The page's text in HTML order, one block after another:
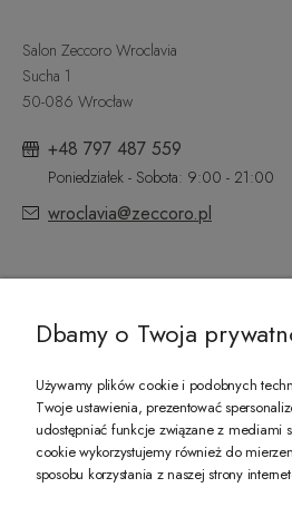
Salon Zeccoro Wroclavia
Sucha 1
50-086 Wrocław
+48 797 487 559
Poniedziałek - Sobota: 9:00 - 21:00
wroclavia@zeccoro.pl
PREZENT DLA CIEBIE!
-10% na pierwsze zakupy na zeccoro.pl
Dbamy o Twoja
Używamy plików cookie i podobnych
Twoje ustawienia, prezentować
udostępniać funkcje związane z mediami
cookie wykorzystujemy również do
sposobu korzystania z naszej strony